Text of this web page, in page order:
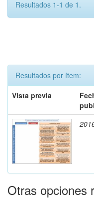
Resultados 1-1 de 1.
Resultados por ítem:
Vista previa
Otras opciones